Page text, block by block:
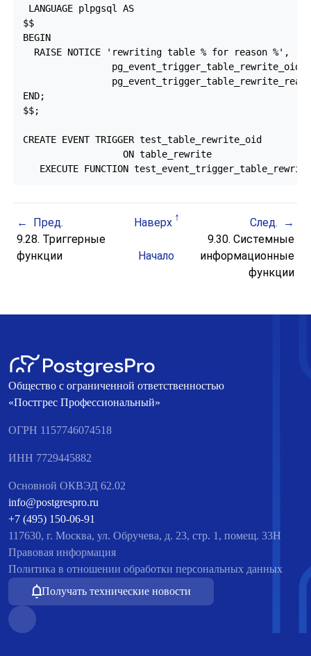
LANGUAGE plpgsql AS
$$
BEGIN
  RAISE NOTICE 'rewriting table % for reason %',
END;
$$;
CREATE EVENT TRIGGER test_table_rewrite_oid
                  ON table_rewrite
EXECUTE FUNCTION
Пред. Наверх
След.
9.28. Триггерные
функции
Начало
9.30. Системные
информационные
функции
Общество с ограниченной ответственностью
«Постгрес Профессиональный»
ОГРН 1157746074518
ИНН 7729445882
Основной ОКВЭД 62.02
info@postgrespro.ru
+7 (495) 150-06-91
117630, г. Москва, ул. Обручева, д. 23, стр. 1, помещ. 33Н
Правовая информация
Политика в отношении обработки персональных данных
Получать технические новости